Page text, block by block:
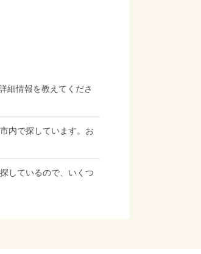
細情報を教えてくださ
内で探しています。お
しているので、いくつ